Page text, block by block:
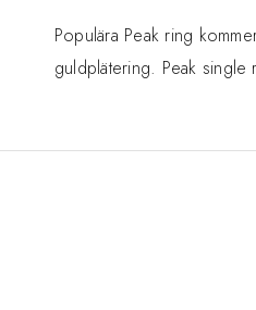
Populära Peak ring
guldplätering. Peak